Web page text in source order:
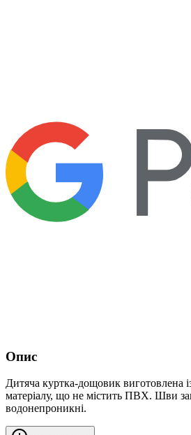
Опис
Дитяча куртка-дощовик виготовлена
матеріалу, що не містить ПВХ. Шви
водонепроникні.